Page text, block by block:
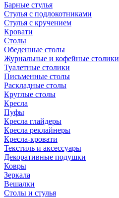
Барные стулья
Стулья с подлокотниками
Стулья с кручением
Кровати
Столы
Обеденные столы
Журнальные и кофейные столики
Туалетные столики
Письменные столы
Раскладные столы
Круглые столы
Кресла
Пуфы
Кресла глайдеры
Кресла реклайнеры
Кресла-кровати
Текстиль и аксессуары
Декоративные подушки
Ковры
Зеркала
Вешалки
Столы и стулья